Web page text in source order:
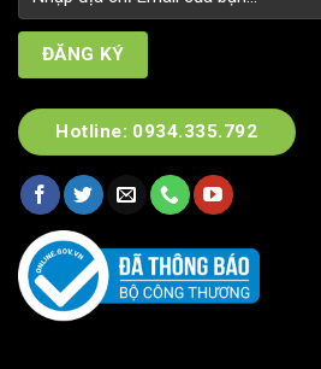
Hotline: 0934.335.792